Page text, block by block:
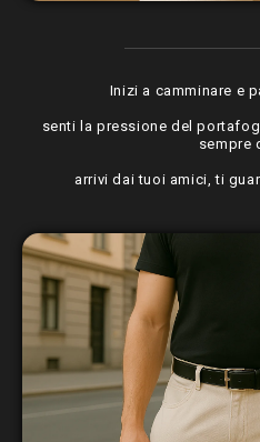
Inizi a camminare e
senti la pressione del
sempre
arrivi dai tuoi amici, ti